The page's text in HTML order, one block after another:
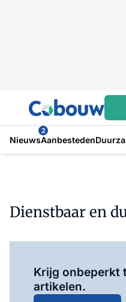
Nieuws
2
Aanbesteden
Dienstbaar en
Krijg onbeperkt
artikelen.